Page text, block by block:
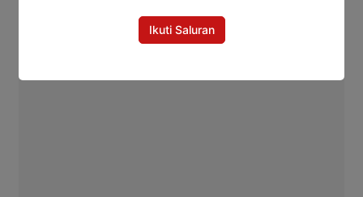
Ikuti Saluran